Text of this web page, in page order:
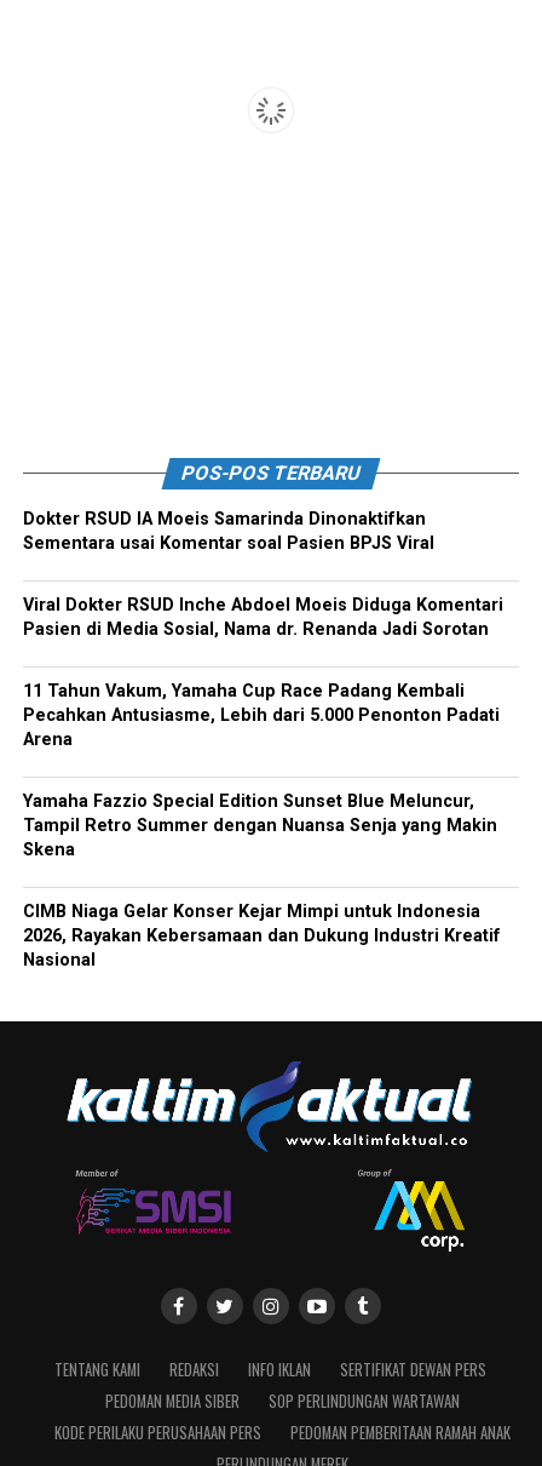
POS-POS TERBARU
Dokter RSUD IA Moeis Samarinda Dinonaktifkan
Sementara usai Komentar soal Pasien BPJS Viral
Viral Dokter RSUD Inche Abdoel Moeis Diduga Komentari
Pasien di Media Sosial, Nama dr. Renanda Jadi Sorotan
11 Tahun Vakum, Yamaha Cup Race Padang Kembali
Pecahkan Antusiasme, Lebih dari 5.000 Penonton Padati
Arena
Yamaha Fazzio Special Edition Sunset Blue Meluncur,
Tampil Retro Summer dengan Nuansa Senja yang Makin
Skena
CIMB Niaga Gelar Konser Kejar Mimpi untuk Indonesia
2026, Rayakan Kebersamaan dan Dukung Industri Kreatif
Nasional
TENTANG KAMI REDAKSI INFO IKLAN
SERTIFIKAT DEWAN PERS
PEDOMAN MEDIA SIBER
SOP PERLINDUNGAN WARTAWAN
KODE PERILAKU PERUSAHAAN PERS
PEDOMAN PEMBERITAAN RAMAH ANAK